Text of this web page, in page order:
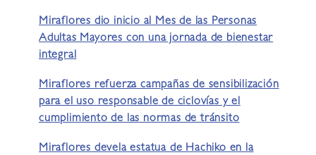
Miraflores dio inicio al Mes de las Personas
Adultas Mayores con una jornada de bienestar
integral
Miraflores refuerza campañas de sensibilización
para el uso responsable de ciclovías y el
cumplimiento de las normas de tránsito
Miraflores devela estatua de Hachiko en la